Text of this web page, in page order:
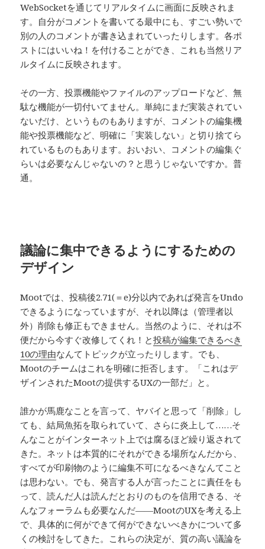
WebSocketを通じてリアルタイムに画面に反映されま
す。自分がコメントを書いてる最中にも、すごい勢いで
別の人のコメントが書き込まれていったりします。各ポ
ストにはいいね！を付けることができ、これも当然リア
ルタイムに反映されます。
その一方、投票機能やファイルのアップロードなど、無
駄な機能が一切付いてません。単純にまだ実装されてい
ないだけ、というものもありますが、コメントの編集機
能や投票機能など、明確に「実装しない」と切り捨てら
れているものもあります。おいおい、コメントの編集ぐ
らいは必要なんじゃないの？と思うじゃないですか。普
通。
議論に集中できるようにするための
デザイン
Mootでは、投稿後2.71(＝e)分以内であれば発言をUndo
できるようになっていますが、それ以降は（管理者以
外）削除も修正もできません。当然のように、それは不
便だから今すぐ改修してくれ！と投稿が編集できるべき
10の理由なんてトピックが立ったりします。でも、
Mootのチームはこれを明確に拒否します。「これはデ
ザインされたMootの提供するUXの一部だ」と。
誰かが馬鹿なことを言って、ヤバイと思って「削除」し
ても、結局魚拓を取られていて、さらに炎上して……そ
んなことがインターネット上では腐るほど繰り返されて
きた。ネットは本質的にそれができる場所なんだから、
すべてが印刷物のように編集不可になるべきなんてこと
は思わない。でも、発言する人が言ったことに責任をも
って、読んだ人は読んだとおりのものを信用できる、そ
んなフォーラムも必要なんだ——MootのUXを考える上
で、具体的に何ができて何ができないべきかについて多
くの検討をしてきた。これらの決定が、質の高い議論を